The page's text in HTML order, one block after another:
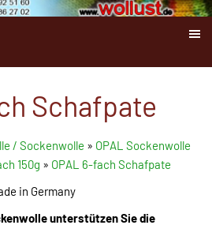
Schafpate
/ Sockenwolle » OPAL Sockenwolle
150g » OPAL 6-fach Schafpate
in Germany
unterstützen Sie die